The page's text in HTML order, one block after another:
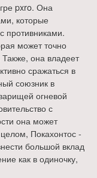
pxro. Она
которые
противниками.
может точно
она владеет
сражаться в
союзник в
огневой
с
она может
Покахонтос -
большой вклад
как в одиночку,